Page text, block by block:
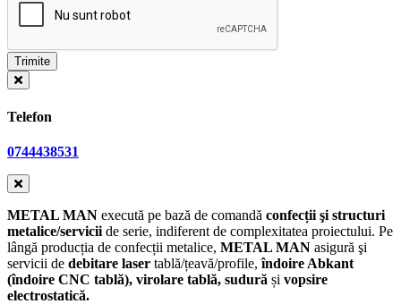
Telefon
0744438531
METAL MAN execută pe bază de comandă confecții şi structuri
metalice/servicii de serie, indiferent de complexitatea proiectului. Pe
lângă producția de confecții metalice, METAL MAN asigură şi
servicii de debitare laser tablă/țeavă/profile, îndoire Abkant
(îndoire CNC tablă), virolare tablă, sudură și vopsire
electrostatică.